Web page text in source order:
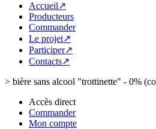
Accueil↗
Producteurs
Commander
Le projet↗
Participer↗
Contacts↗
> bière sans alcool "trottinette" - 0%
Accès direct
Commander
Mon compte